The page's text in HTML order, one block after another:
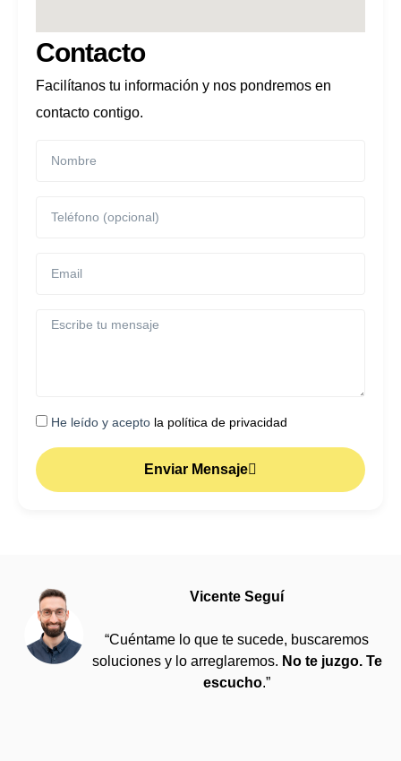
Contacto
Facilítanos tu información y nos pondremos en
contacto contigo.
He leído y acepto la política de privacidad
Enviar Mensaje
Vicente Seguí
“Cuéntame lo que te sucede, buscaremos
soluciones y lo arreglaremos. No te juzgo. Te
escucho.”